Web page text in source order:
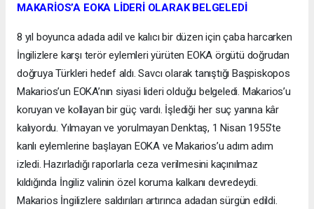
MAKARİOS’A EOKA LİDERİ OLARAK BELGELEDİ
8 yıl boyunca adada adil ve kalıcı bir düzen için çaba harcarken
İngilizlere karşı terör eylemleri yürüten EOKA örgütü doğrudan
doğruya Türkleri hedef aldı. Savcı olarak tanıştığı Başpiskopos
Makarios’un EOKA’nın siyasi lideri olduğu belgeledi. Makarios’u
koruyan ve kollayan bir güç vardı. İşlediği her suç yanına kâr
kalıyordu. Yılmayan ve yorulmayan Denktaş, 1 Nisan 1955’te
kanlı eylemlerine başlayan EOKA ve Makarios’u adım adım
izledi. Hazırladığı raporlarla ceza verilmesini kaçınılmaz
kıldığında İngiliz valinin özel koruma kalkanı devredeydi.
Makarios İngilizlere saldırıları artırınca adadan sürgün edildi.